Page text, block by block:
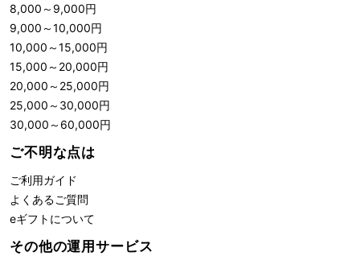
8,000 ～ 9,000円
9,000 ～10,000円
10,000 ～15,000円
15,000 ～ 20,000円
20,000 ～ 25,000円
25,000 ～ 30,000円
30,000 ～ 60,000円
ご不明な点は
ご利用ガイド
よくあるご質問
eギフトについて
その他の運用サービス